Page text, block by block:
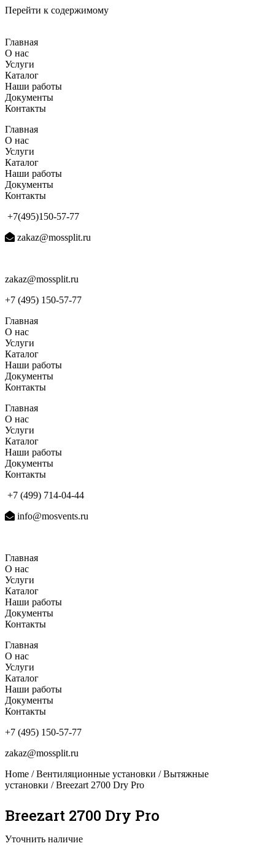
Перейти к содержимому
Главная
О нас
Услуги
Каталог
Наши работы
Документы
Контакты
Главная
О нас
Услуги
Каталог
Наши работы
Документы
Контакты
+7(495)150-57-77
zakaz@mossplit.ru
zakaz@mossplit.ru
+7 (495) 150-57-77
Главная
О нас
Услуги
Каталог
Наши работы
Документы
Контакты
Главная
О нас
Услуги
Каталог
Наши работы
Документы
Контакты
+7 (499) 714-04-44
info@mosvents.ru
Главная
О нас
Услуги
Каталог
Наши работы
Документы
Контакты
Главная
О нас
Услуги
Каталог
Наши работы
Документы
Контакты
+7 (495) 150-57-77
zakaz@mossplit.ru
Home /Вентиляционные установки /Вытяжные
установки / Breezart 2700 Dry Pro
Breezart 2700 Dry Pro
Уточнить наличие